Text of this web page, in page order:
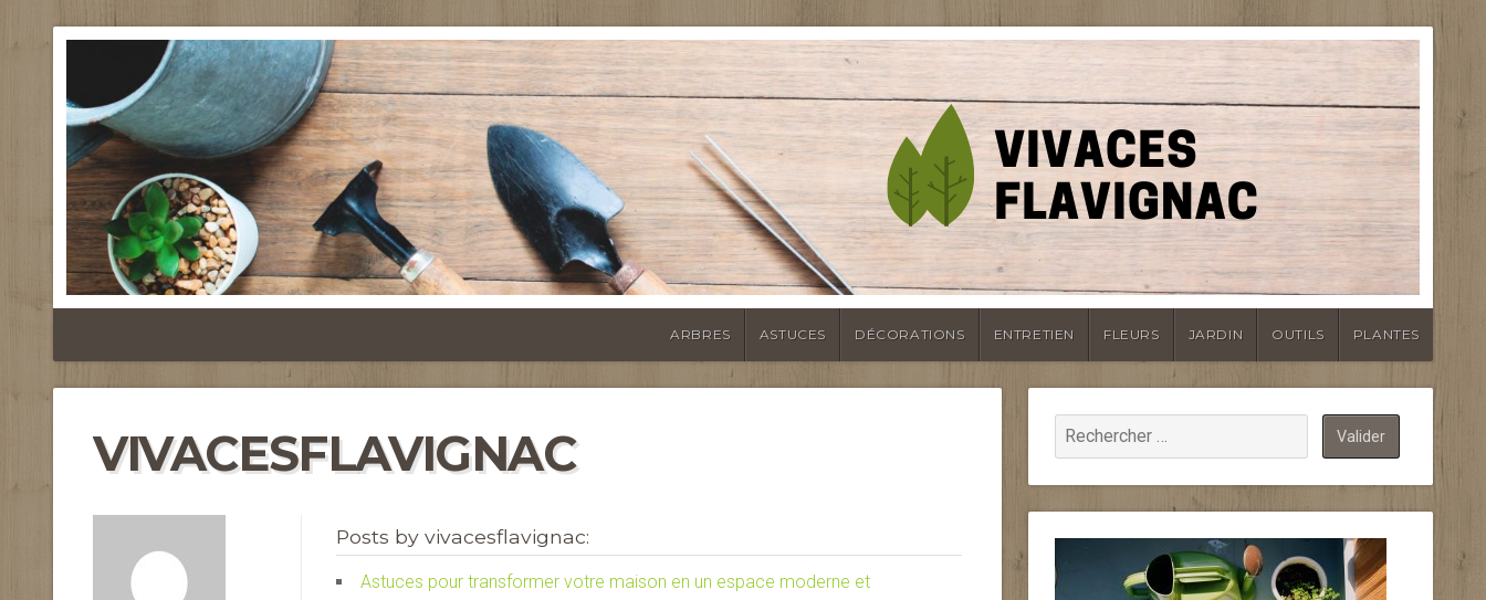
ARBRES ASTUCES DÉCORATIONS ENTRETIEN FLEURS JARDIN OUTILS PLANTES
VIVACESFLAVIGNAC
Posts by vivacesflavignac:
Astuces pour transformer votre maison en un espace moderne et